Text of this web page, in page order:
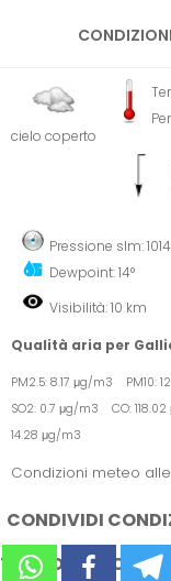
cielo coperto
Pressione slm:
Dewpoint: 14°
Visibilità: 10 km
Qualità aria per
PM2.5: 8.17 μg/m3 PM10:
SO2: 0.7 μg/m3 CO:
14.28 μg/m3
Condizioni meteo
CONDIVIDI
TEMPO SUI SOCIAL